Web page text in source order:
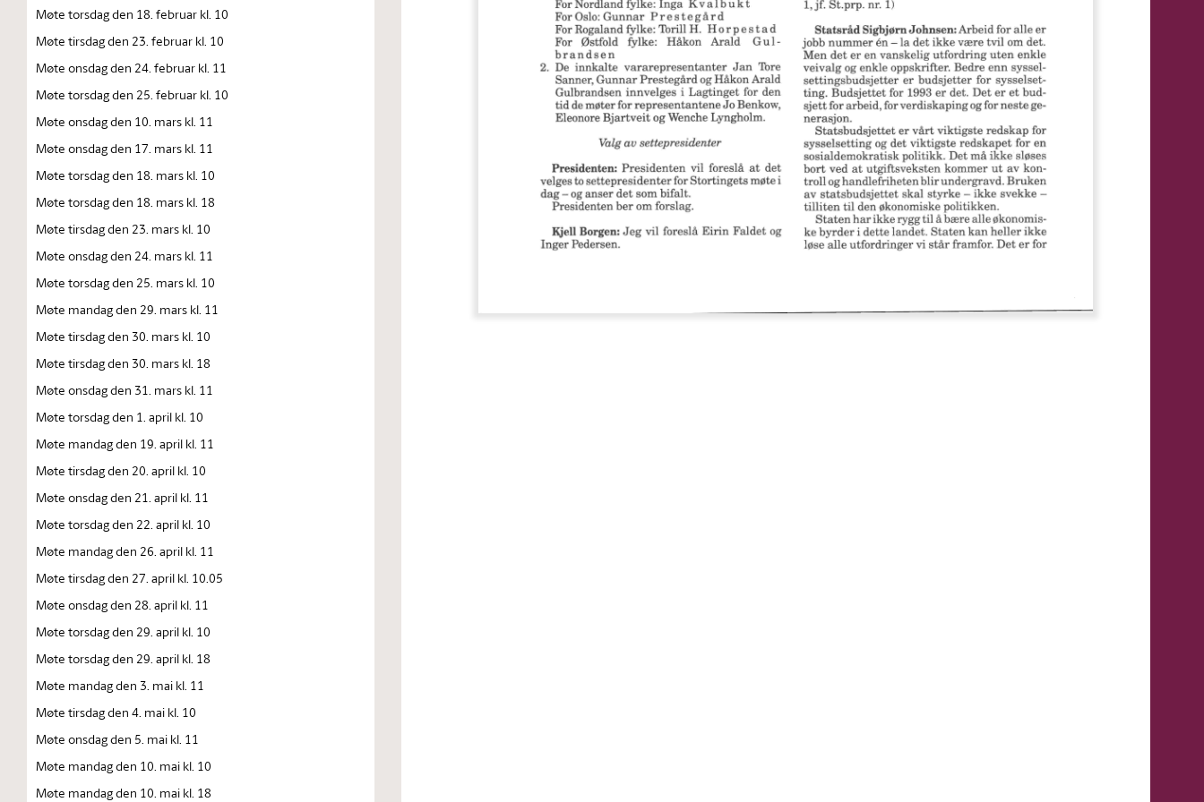
Møte torsdag den 18. februar kl. 10
Møte tirsdag den 23. februar kl. 10
Møte onsdag den 24. februar kl. 11
Møte torsdag den 25. februar kl. 10
Møte onsdag den 10. mars kl. 11
Møte onsdag den 17. mars kl. 11
Møte torsdag den 18. mars kl. 10
Møte torsdag den 18. mars kl. 18
Møte tirsdag den 23. mars kl. 10
Møte onsdag den 24. mars kl. 11
Møte torsdag den 25. mars kl. 10
Møte mandag den 29. mars kl. 11
Møte tirsdag den 30. mars kl. 10
Møte tirsdag den 30. mars kl. 18
Møte onsdag den 31. mars kl. 11
Møte torsdag den 1. april kl. 10
Møte mandag den 19. april kl. 11
Møte tirsdag den 20. april kl. 10
Møte onsdag den 21. april kl. 11
Møte torsdag den 22. april kl. 10
Møte mandag den 26. april kl. 11
Møte tirsdag den 27. april kl. 10.05
Møte onsdag den 28. april kl. 11
Møte torsdag den 29. april kl. 10
Møte torsdag den 29. april kl. 18
Møte mandag den 3. mai kl. 11
Møte tirsdag den 4. mai kl. 10
Møte onsdag den 5. mai kl. 11
Møte mandag den 10. mai kl. 10
Møte mandag den 10. mai kl. 18